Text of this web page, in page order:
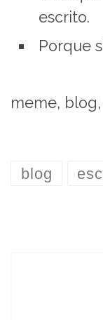
escrito.
Porque
meme,
blog